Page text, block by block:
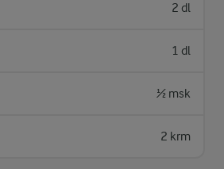
2 dl
1 dl
½ msk
2 krm